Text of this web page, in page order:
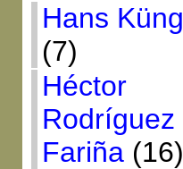
Hans Küng
(7)
Héctor
Rodríguez
Fariña(16)